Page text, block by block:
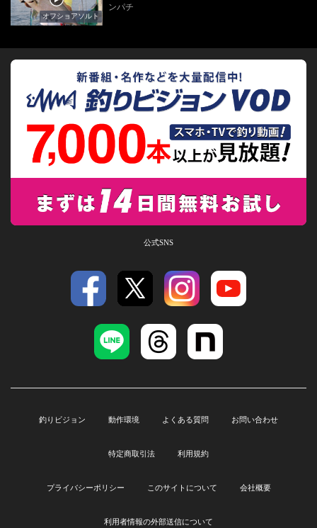
オフショアソルト
ンパチ
公式SNS
釣りビジョン 動作環境 よくある質問 お問い合わせ
特定商取引法 利用規約
プライバシーポリシー このサイトについて 会社概要
利用者情報の外部送信について